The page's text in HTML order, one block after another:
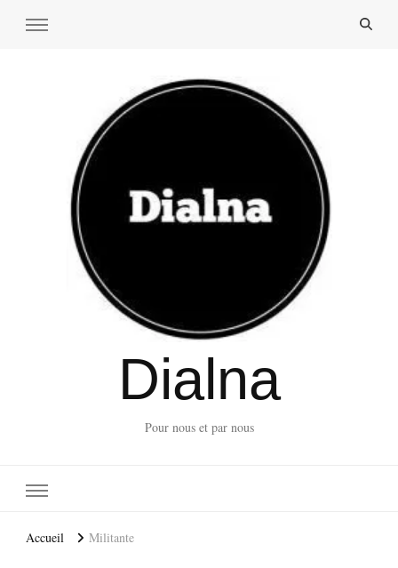
Dialna
Pour nous et par nous
Accueil Militante